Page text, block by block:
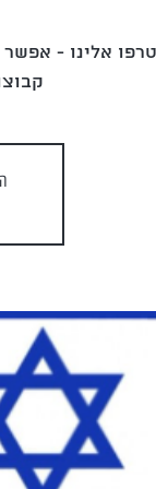
אלינו - אפשר